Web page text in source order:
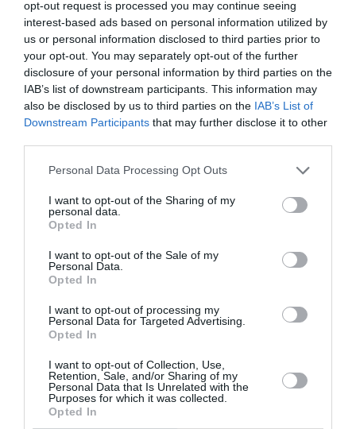
opt-out request is processed you may continue seeing
interest-based ads based on personal information utilized by
us or personal information disclosed to third parties prior to
your opt-out. You may separately opt-out of the further
disclosure of your personal information by third parties on the
IAB’s list of downstream participants. This information may
also be disclosed by us to third parties on the IAB’s List of
Downstream Participants that may further disclose it to other
Personal Data Processing Opt Outs
I want to opt-out of the Sharing of my
personal data.
Opted In
I want to opt-out of the Sale of my
Personal Data.
Opted In
I want to opt-out of processing my
Personal Data for Targeted Advertising.
Opted In
I want to opt-out of Collection, Use,
Retention, Sale, and/or Sharing of my
Personal Data that Is Unrelated with the
Purposes for which it was collected.
Opted In
FAIRE UN DON
Appel aux lecteurs !
Soutenez Air Journal participezà son
développement !
NOUS SOUTENIR
Aviationa commenté l'article :
Pointe‑à‑Pitre – Panama City : Air France ouvre un pont
aérien vers l’Amérique latine